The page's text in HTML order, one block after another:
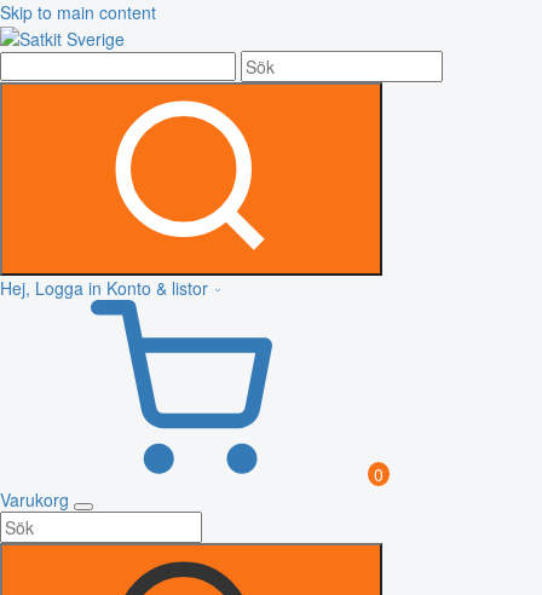
Skip to main content
Hej, Logga in Konto & listor
0
Varukorg